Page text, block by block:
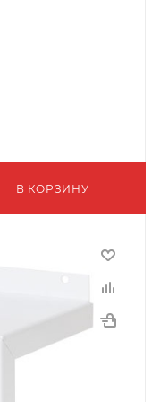
В КОРЗИНУ